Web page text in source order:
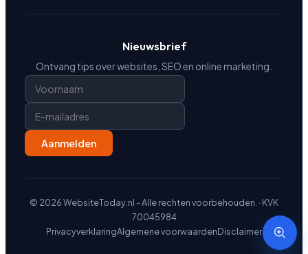
Nieuwsbrief
Ontvang tips over websites, SEO en online marketing.
Aanmelden
© 2026 WebsiteToday.nl - Alle rechten voorbehouden. · KVK
70045984
PrivacyverklaringAlgemene voorwaardenDisclaimer